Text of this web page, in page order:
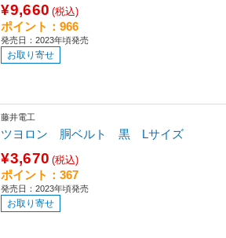
¥9,660 (税込)
ポイント：966
発売日：2023年頃発売
お取り寄せ
藤井電工
ツヨロン 胴ベルト 黒 Lサイズ
¥3,670 (税込)
ポイント：367
発売日：2023年頃発売
お取り寄せ